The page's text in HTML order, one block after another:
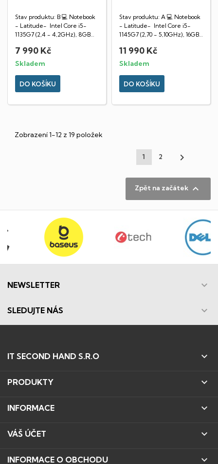
Stav produktu: B 💻 Notebook
- Latitude- Intel Core i5-
1135G7 (2,4 - 4,2GHz), 8GB
7 990 Kč
Skladem
DO KOŠÍKU
Stav produktu: A 💻 Notebook
- Latitude- Intel Core i5-
1145G7 (2,70 - 5,10GHz), 16GB
11 990 Kč
Skladem
DO KOŠÍKU
Zobrazení 1-12 z 19 položek
1 2 
Zpět na začátek 
NEWSLETTER 
SLEDUJTE NÁS 
IT SECOND HAND S.R.O 
PRODUKTY 
INFORMACE 
VÁŠ ÚČET 
INFORMACE O OBCHODU 